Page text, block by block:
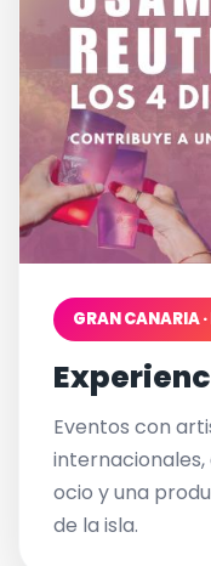
GRAN CANARIA
Eventos con
ocio y una
de la isla.